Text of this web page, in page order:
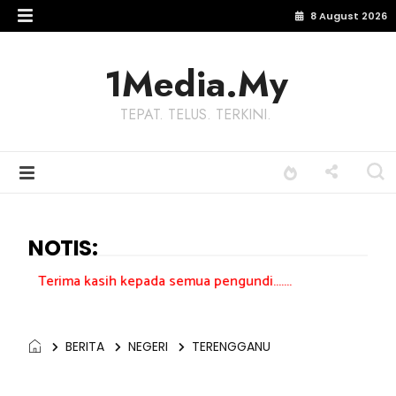
8 August 2026
1Media.My
TEPAT. TELUS. TERKINI.
NOTIS:
kepada semua pengundi.......
BERITA NEGERI TERENGGANU